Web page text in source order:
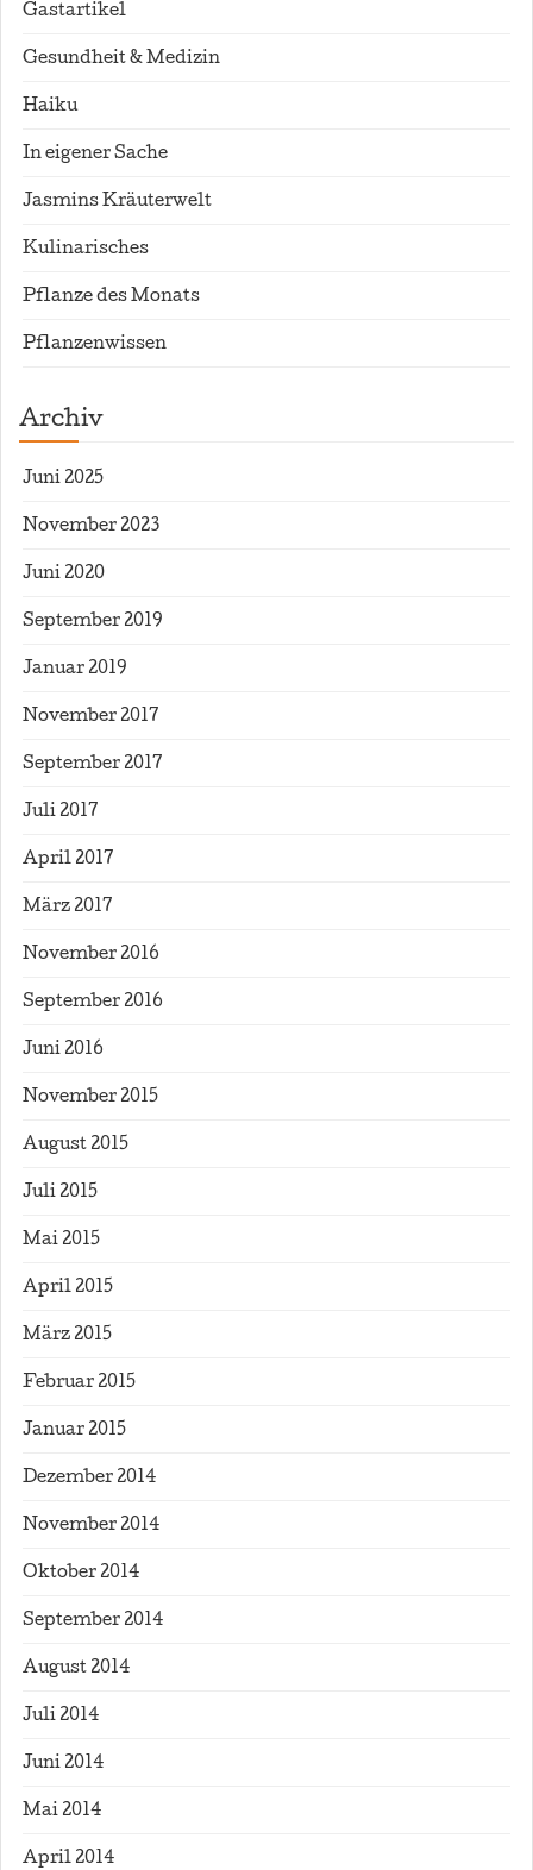
Gastartikel
Gesundheit & Medizin
Haiku
In eigener Sache
Jasmins Kräuterwelt
Kulinarisches
Pflanze des Monats
Pflanzenwissen
Archiv
Juni 2025
November 2023
Juni 2020
September 2019
Januar 2019
November 2017
September 2017
Juli 2017
April 2017
März 2017
November 2016
September 2016
Juni 2016
November 2015
August 2015
Juli 2015
Mai 2015
April 2015
März 2015
Februar 2015
Januar 2015
Dezember 2014
November 2014
Oktober 2014
September 2014
August 2014
Juli 2014
Juni 2014
Mai 2014
April 2014